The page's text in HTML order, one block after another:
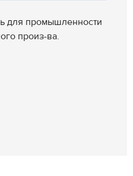
для промышленности
произ-ва.